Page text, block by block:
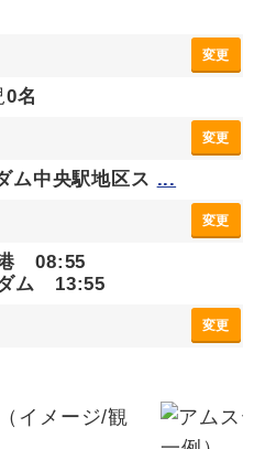
変更
0名
変更
ム中央駅地区ス ...
変更
08:55
ム 13:55
変更